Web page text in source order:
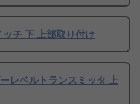
チ 下 上部取り付け
レベルトランスミッタ 上